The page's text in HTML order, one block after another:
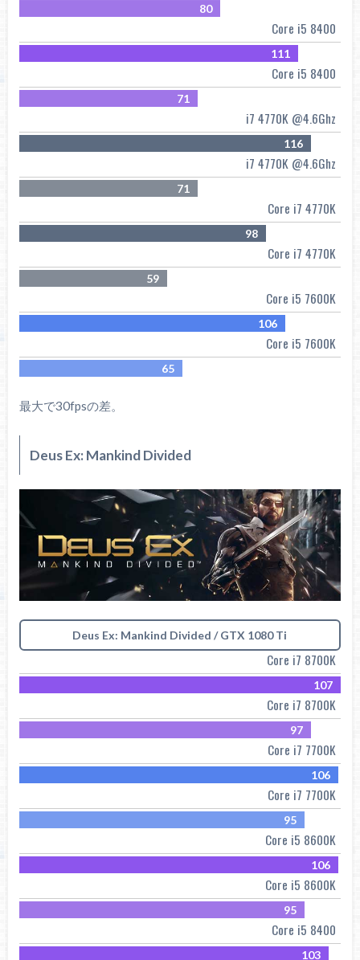
80
Core i5 8400
111
Core i5 8400
71
i7 4770K @4.6Ghz
116
i7 4770K @4.6Ghz
71
Core i7 4770K
98
Core i7 4770K
59
Core i5 7600K
106
Core i5 7600K
65
最大で30fpsの差。
Deus Ex: Mankind Divided
Deus Ex: Mankind Divided / GTX 1080 Ti
Core i7 8700K
107
Core i7 8700K
97
Core i7 7700K
106
Core i7 7700K
95
Core i5 8600K
106
Core i5 8600K
95
Core i5 8400
103